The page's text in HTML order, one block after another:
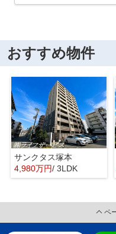
おすすめ物件
サンクタス塚本
4,980万円/ 3LDK
ペ